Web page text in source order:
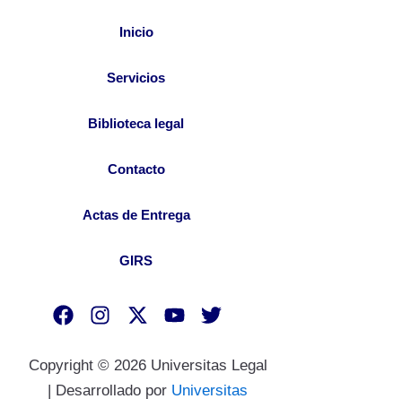
Inicio
Servicios
Biblioteca legal
Contacto
Actas de Entrega
GIRS
F
a
e
b
I
n
t
a
X
-
w
i
Y
o
t
u
T
w
t
t
Copyright © 2026 Universitas Legal
| Desarrollado por Universitas